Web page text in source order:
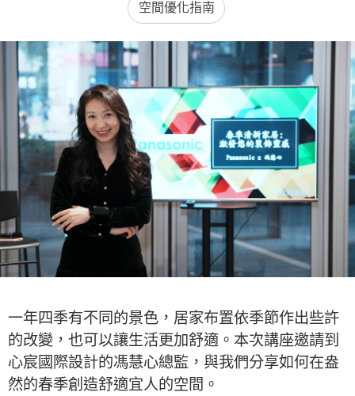
空間優化指南
一年四季有不同的景色，居家布置依季節作出些許
的改變，也可以讓生活更加舒適。本次講座邀請到
心宸國際設計的馮慧心總監，與我們分享如何在盎
然的春季創造舒適宜人的空間。